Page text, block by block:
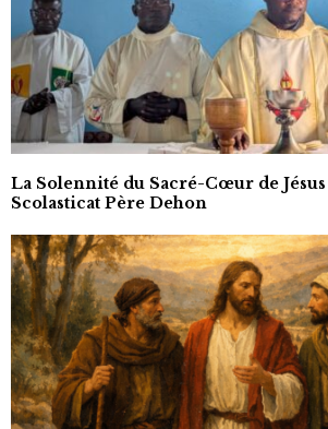
La Solennité du Sacré-Cœur de
Scolasticat Père Dehon